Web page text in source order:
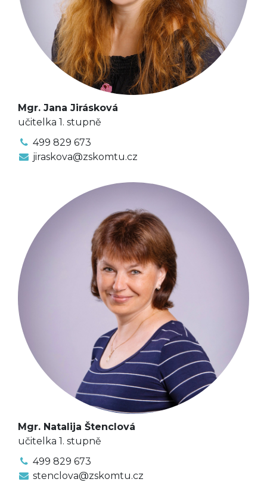
Mgr. Jana Jirásková
učitelka 1. stupně
499 829 673
jiraskova@zskomtu.cz
Mgr. Natalija Štenclová
učitelka 1. stupně
499 829 673
stenclova@zskomtu.cz